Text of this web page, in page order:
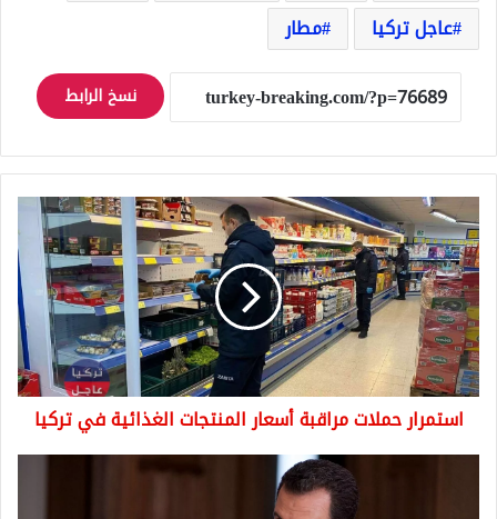
عاجل تركيا
مطار
نسخ الرابط
استمرار
حملات
مراقبة
أسعار
المنتجات
الغذائية
في
تركيا
استمرار حملات مراقبة أسعار المنتجات الغذائية في تركيا